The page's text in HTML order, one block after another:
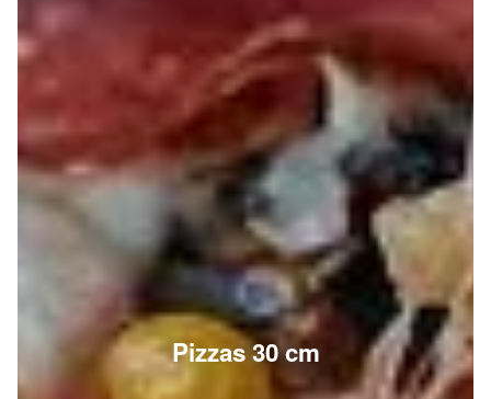
Pizzas 30 cm